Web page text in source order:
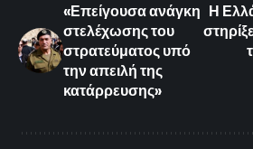
«Επείγουσα ανάγκη
στελέχωσης του
στρατεύματος υπό
την απειλή της
κατάρρευσης»
Η